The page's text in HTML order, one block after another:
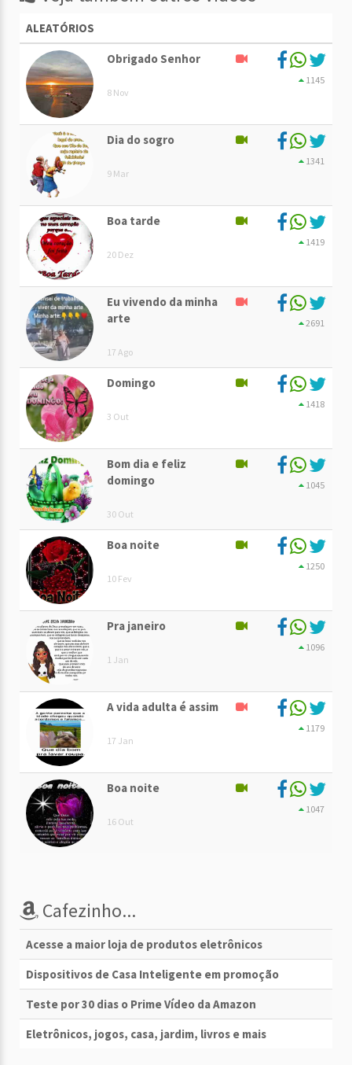
ALEATÓRIOS
Obrigado Senhor
8 Nov
1145
Dia do sogro
9 Mar
1341
Boa tarde
20 Dez
1419
Eu vivendo da minha
arte
17 Ago
2691
Domingo
3 Out
1418
Bom dia e feliz
domingo
30 Out
1045
Boa noite
10 Fev
1250
Pra janeiro
1 Jan
1096
A vida adulta é assim
17 Jan
1179
Boa noite
16 Out
1047
Cafezinho...
Acesse a maior loja de produtos eletrônicos
Dispositivos de Casa Inteligente em promoção
Teste por 30 dias o Prime Vídeo da Amazon
Eletrônicos, jogos, casa, jardim, livros e mais